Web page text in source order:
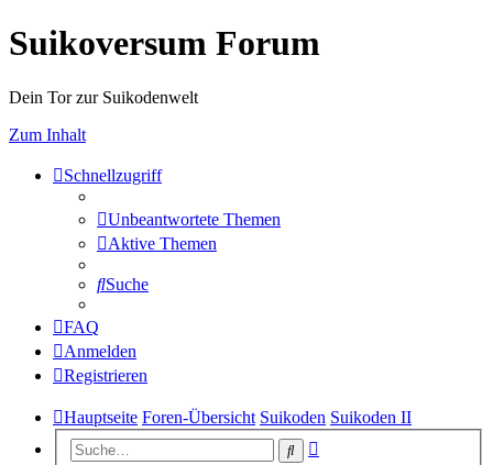
Suikoversum Forum
Dein Tor zur Suikodenwelt
Zum Inhalt
Schnellzugriff
Unbeantwortete Themen
Aktive Themen
Suche
FAQ
Anmelden
Registrieren
Hauptseite Foren-Übersicht Suikoden Suikoden II
Suche